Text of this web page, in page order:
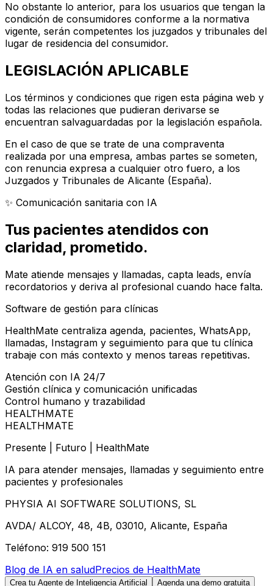
No obstante lo anterior, para los usuarios que tengan la
condición de consumidores conforme a la normativa
vigente, serán competentes los juzgados y tribunales del
lugar de residencia del consumidor.
LEGISLACIÓN APLICABLE
Los términos y condiciones que rigen esta página web y
todas las relaciones que pudieran derivarse se
encuentran salvaguardadas por la legislación española.
En el caso de que se trate de una compraventa
realizada por una empresa, ambas partes se someten,
con renuncia expresa a cualquier otro fuero, a los
Juzgados y Tribunales de Alicante (España).
✨ Comunicación sanitaria con IA
Tus pacientes atendidos con
claridad, prometido.
Mate atiende mensajes y llamadas, capta leads, envía
recordatorios y deriva al profesional cuando hace falta.
Software de gestión para clínicas
HealthMate centraliza agenda, pacientes, WhatsApp,
llamadas, Instagram y seguimiento para que tu clínica
trabaje con más contexto y menos tareas repetitivas.
Atención con IA 24/7
Gestión clínica y comunicación unificadas
Control humano y trazabilidad
HEALTHMATE
HEALTHMATE
Presente | Futuro | HealthMate
IA para atender mensajes, llamadas y seguimiento entre
pacientes y profesionales
PHYSIA AI SOFTWARE SOLUTIONS, SL
AVDA/ ALCOY, 48, 4B, 03010, Alicante, España
Teléfono: 919 500 151
Blog de IA en saludPrecios de HealthMate
Crea tu Agente de Inteligencia Artificial Agenda una demo gratuita